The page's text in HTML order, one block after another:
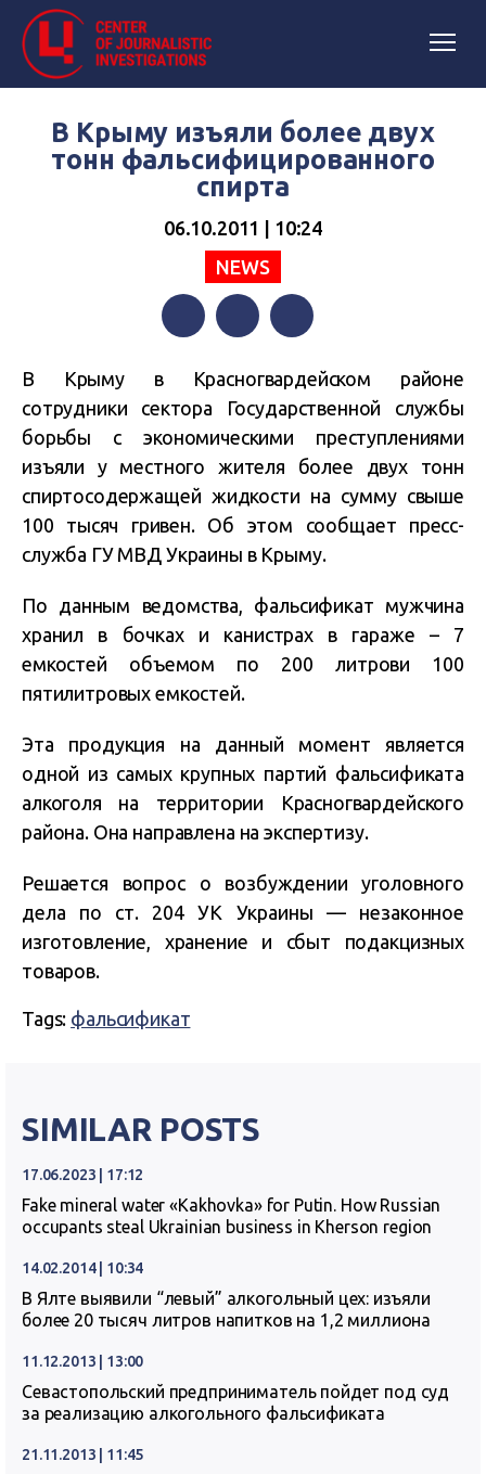
В Крыму изъяли более двух
тонн фальсифицированного
спирта
06.10.2011 | 10:24
NEWS
В Крыму в Красногвардейском районе
сотрудники сектора Государственной службы
борьбы с экономическими преступлениями
изъяли у местного жителя более двух тонн
спиртосодержащей жидкости на сумму свыше
100 тысяч гривен. Об этом сообщает пресс-
служба ГУ МВД Украины в Крыму.
По данным ведомства, фальсификат мужчина
хранил в бочках и канистрах в гараже – 7
емкостей объемом по 200 литрови 100
пятилитровых емкостей.
Эта продукция на данный момент является
одной из самых крупных партий фальсификата
алкоголя на территории Красногвардейского
района. Она направлена на экспертизу.
Решается вопрос о возбуждении уголовного
дела по ст. 204 УК Украины — незаконное
изготовление, хранение и сбыт подакцизных
товаров.
Tags: фальсификат
SIMILAR POSTS
17.06.2023 | 17:12
Fake mineral water «Kakhovka» for Putin. How Russian
occupants steal Ukrainian business in Kherson region
14.02.2014 | 10:34
В Ялте выявили “левый” алкогольный цех: изъяли
более 20 тысяч литров напитков на 1,2 миллиона
11.12.2013 | 13:00
Севастопольский предприниматель пойдет под суд
за реализацию алкогольного фальсификата
21.11.2013 | 11:45